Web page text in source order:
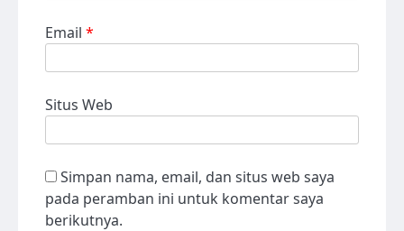
Email *
Situs Web
Simpan nama, email, dan situs web saya
pada peramban ini untuk komentar saya
berikutnya.